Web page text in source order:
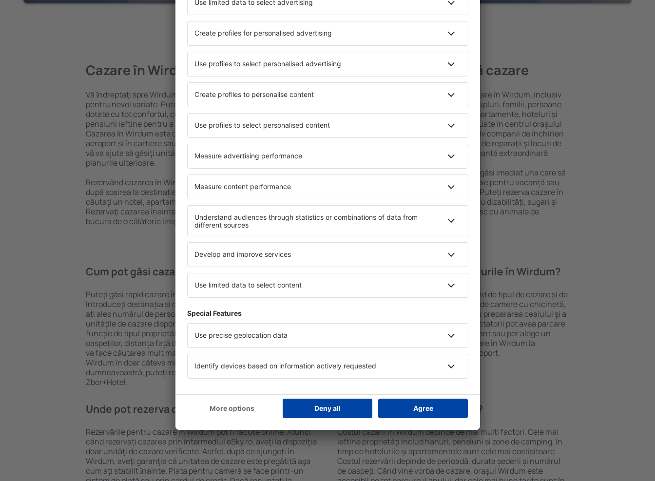
Vedeţi mai multe oferte în Wirdum
Cazare în Wirdum
Vă ȋndreptaţi spre Wirdum? Găsiți cazare pentru fiecare buget şi
pentru nevoi variate. Puteți beneficia de proprietăți spațioase,
dotate cu tot confortul, cu numeroase facilități, precum și de
pensiuni ieftine pentru a sta câteva zile în timpul unui city break.
Cazarea în Wirdum este disponibilă în centrul orașului, lângă
aeroport și în cartiere sau regiuni mai puțin populare. Acest lucru
vă va ajuta să găsiţi unităţi de cazare în funcție de nevoi și de
planurile ulterioare.
Rezervând cazarea în Wirdum mai devreme, aveți garanţia că
după sosirea la destinație vă puteţi relaxa, fără a fi nevoie să
căutaţi un hotel, apartament sau altă unitate de cazare.
Rezervaţi cazarea înainte de călătoria spre Wirdum și vă veţi
bucura de o călătorie liniştită.
Wirdum – cea mai bună cazare
Puteți alege dintr-o ofertă variată de cazare în Wirdum, inclusiv
proprietăți pentru o singură persoană, cupluri, familii, persoane
ȋn vârstă și grupuri. Oaspeţii pot sta în apartamente, hoteluri și
pensiuni care oferă intimitate și sunt situate în centrul orașului
Wirdum. Facilitățile din apropiere, inclusiv companii de închirieri
auto, transport public, magazine, centre de reparaţii și locuri de
relaxare sau distracţie, garantează o vacanță extraordinară.
Dacă doriţi cazare de lux în Wirdum, veţi găsi imediat una care să
se potrivească. Veți găsi tot ce aveți nevoie pentru vacanță sau
călătoria de afaceri la destinația aleasă. Puteți rezerva cazare în
Wirdum cu facilități pentru persoanele cu dizabilități, sugari și
copii, precum și pentru cei care călătoresc cu animale de
companie.
Cum pot găsi cazare în Wirdum?
Puteți găsi rapid cazare în Wirdum folosind un motor de căutare.
Introduceți destinația și datele de check-in și check-out. După ce
ați ales numărul de persoane, motorul de căutare va afișa
unităţile de cazare disponibile în Wirdum. Filtrarea rezultatelor în
funcție de tipul proprietăţii, numărul de stele, evaluările
oaspeților, distanța față de centru și opțiunea de anulare gratuită
va face căutarea mult mai ușoară. Astfel veți putea găsi cazare în
Wirdum în doar câteva minute. În funcție de nevoile
dumneavoastră, puteți rezerva doar cazare sau un pachet
Zbor+Hotel.
Ce fel de facilităţi oferă hotelurile în Wirdum?
Facilitățile proprietăţilor în Wirdum depind de tipul de cazare și de
numărul de stele. Oaspeții pot beneficia de camere cu chicinetă,
balcon, aer condiționat, ustensile pentru prepararea ceaiului şi a
cafelei, prosoape și acces la internet. Vizitatorii pot avea parcare
gratuită, pot comanda o masă la restaurant sau pot alege un
hotel cu piscină. În plus, pot rezerva cazare în Wirdum la
proprietăți care oferă transport de la aeroport.
Unde pot rezerva cazare în Wirdum?
Rezervările pentru cazare în Wirdum pot fi făcute online. Atunci
când rezervați cazarea prin intermediul eSky.ro, aveţi la dispoziţie
doar unităţi de cazare verificate. Astfel, după ce ajungeți în
Wirdum, aveţi garanţia că unitatea de cazare este pregătită aşa
cum aţi stabilit ȋnainte. Plata pentru cameră se face printr-un
Cât costă cazarea în Wirdum?
Costul cazării în Wirdum depinde de mai mulți factori. Cele mai
ieftine proprietăți includ hanuri, pensiuni și zone de camping, în
timp ce hotelurile și apartamentele sunt cele mai costisitoare.
Costul rezervării depinde de perioadă, durata șederii și numărul
de oaspeți. Când vine vorba de cazare, oraşul Wirdum este